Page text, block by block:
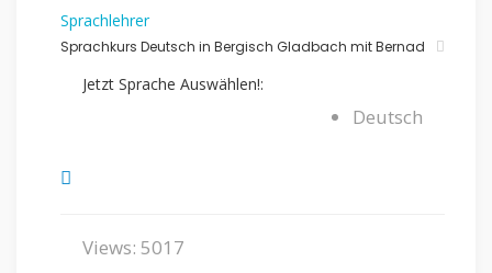
Sprachlehrer
Sprachkurs Deutsch in Bergisch Gladbach mit Bernad
Jetzt Sprache Auswählen!:
Deutsch
Views: 5017